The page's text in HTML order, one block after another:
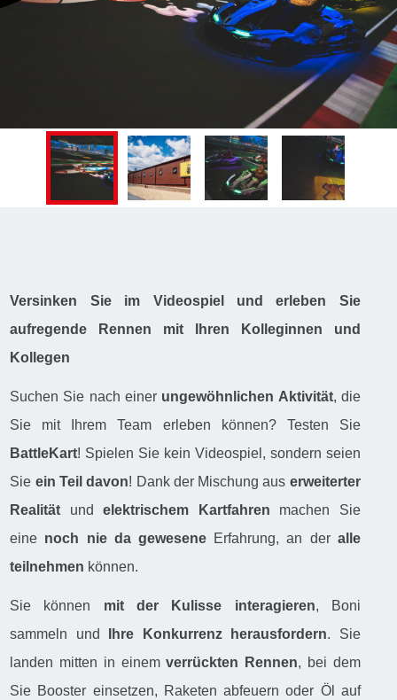
Versinken Sie im Videospiel und erleben Sie
aufregende Rennen mit Ihren Kolleginnen und
Kollegen
Suchen Sie nach einer ungewöhnlichen Aktivität, die
Sie mit Ihrem Team erleben können? Testen Sie
BattleKart! Spielen Sie kein Videospiel, sondern seien
Sie ein Teil davon! Dank der Mischung aus erweiterter
Realität undelektrischem Kartfahren machen Sie
eine noch nie da gewesene Erfahrung, an der alle
teilnehmen können.
Sie können mit der Kulisse interagieren, Boni
sammeln und
Ihre Konkurrenz herausfordern. Sie
landen mitten in einemverrückten Rennen, bei dem
Sie Booster einsetzen, Raketen abfeuern oder Öl auf